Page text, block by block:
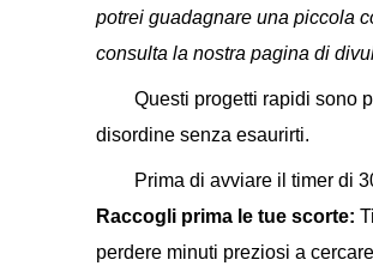
potrei guadagnare una piccola
consulta la nostra pagina di
Questi progetti rapidi sono
disordine senza esaurirti.
Prima di avviare il timer di
Raccogli prima le tue scorte:
perdere minuti preziosi a